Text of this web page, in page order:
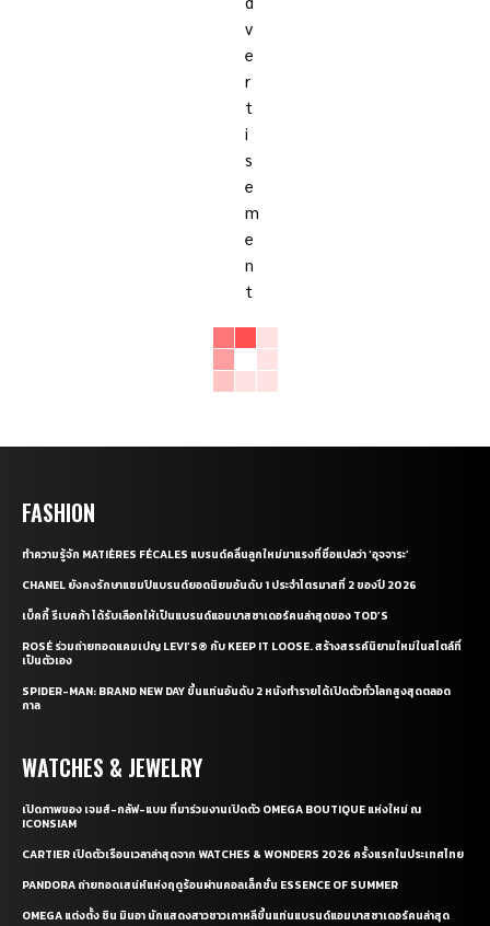
FASHION
ทำความรู้จัก MATIÈRES FÉCALES แบรนด์คลื่นลูกใหม่มาแรงที่ชื่อแปลว่า ‘อุจจาระ’
CHANEL ยังคงรักษาแชมป์แบรนด์ยอดนิยมอันดับ 1 ประจำไตรมาสที่ 2 ของปี 2026
เบ็คกี้ รีเบคก้า ได้รับเลือกให้เป็นแบรนด์แอมบาสซาเดอร์คนล่าสุดของ TOD’S
ROSÉ ร่วมถ่ายทอดแคมเปญ LEVI’S® กับ KEEP IT LOOSE. สร้างสรรค์นิยามใหม่ในสไตล์ที่
เป็นตัวเอง
SPIDER-MAN: BRAND NEW DAY ขึ้นแท่นอันดับ 2 หนังทำรายได้เปิดตัวทั่วโลกสูงสุดตลอด
กาล
WATCHES & JEWELRY
เปิดภาพของ เจมส์-กลัฟ-แบม ที่มาร่วมงานเปิดตัว OMEGA BOUTIQUE แห่งใหม่ ณ
ICONSIAM
CARTIER เปิดตัวเรือนเวลาล่าสุดจาก WATCHES & WONDERS 2026 ครั้งแรกในประเทศไทย
PANDORA ถ่ายทอดเสน่ห์แห่งฤดูร้อนผ่านคอลเล็กชั่น ESSENCE OF SUMMER
OMEGA แต่งตั้ง ชิน มินอา นักแสดงสาวชาวเกาหลีขึ้นแท่นแบรนด์แอมบาสซาเดอร์คนล่าสุด